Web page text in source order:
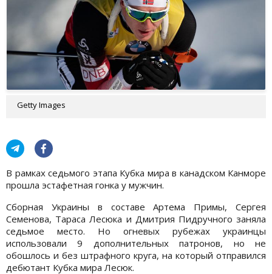
Getty Images
В рамках седьмого этапа Кубка мира в канадском Канморе
прошла эстафетная гонка у мужчин.
Сборная Украины в составе Артема Примы, Сергея
Семенова, Тараса Лесюка и Дмитрия Пидручного заняла
седьмое место. Но огневых рубежах украинцы
использовали 9 дополнительных патронов, но не
обошлось и без штрафного круга, на который отправился
дебютант Кубка мира Лесюк.